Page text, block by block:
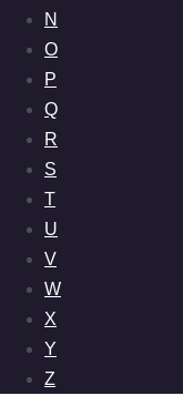
N
O
P
Q
R
S
T
U
V
W
X
Y
Z